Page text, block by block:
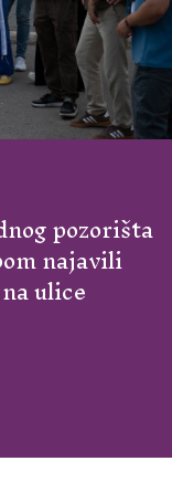
pozorišta
najavili
ulice